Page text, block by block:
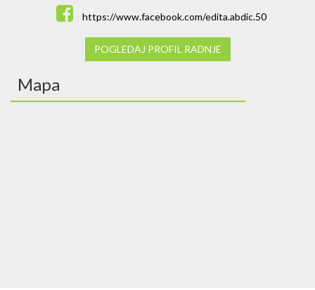
https://www.facebook.com/edita.abdic.50
POGLEDAJ PROFIL RADNJE
Mapa